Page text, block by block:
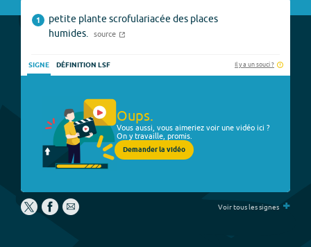
1
petite plante scrofulariacée des places
humides.
source
SIGNE DÉFINITION LSF Il y a un souci ?
Oups.
Vous aussi, vous aimeriez voir une vidéo ici ?
On y travaille, promis.
Demander la vidéo
Voir tous les signes +